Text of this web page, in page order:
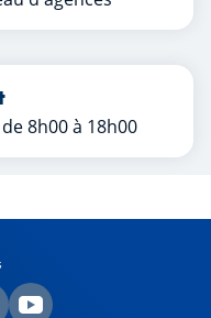
8h00 à 18h00